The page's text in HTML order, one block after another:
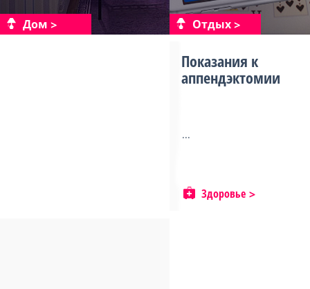
Дом Отдых
Показания к
аппендэктомии
...
Здоровье